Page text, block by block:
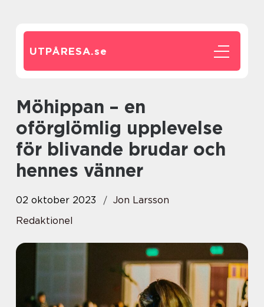
UTPÅRESA.se
Möhippan – en
oförglömlig upplevelse
för blivande brudar och
hennes vänner
02 oktober 2023
Jon Larsson
Redaktionel